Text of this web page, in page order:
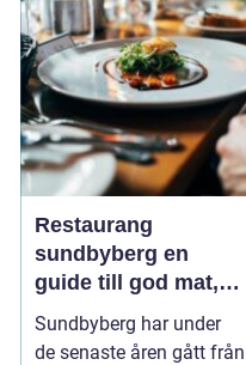
erfaren jurist inte bara en
rådgivare, utan också
en...
Restaurang
sundbyberg en
guide till god mat,
sport och
avslappnat häng
Sundbyberg har under
de senaste åren gått från